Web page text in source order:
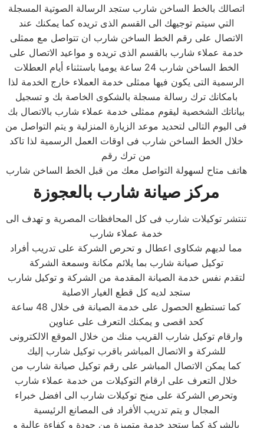
اتصالك بالخط الساخن شارب ستجد الرسالة الصوتية المسجلة
التي سيتم توجيهك الى القسم الذى تريده كما يمكنك عند
الاتصال على رقم الخط الساخن شارب ان تتواصل مع ممثلى
خدمة عملاء شارب بالقسم الذى تريده و مواعيد الاتصال على
الخط الساخن شارب 24 ساعة يوميا باستثناء أيام العطلات
الرسمية التى يكون فيها ممثلى خدمة العملاء خارج الخدمة لذا
بامكانك ترك رسالة مسجلة بالشكوى الخاصة بك و تسجيل
بياناتك الشخصية ليقوم ممثلى خدمة عملاء شارب بالاتصال بك
فى اليوم التالى لتحديد موعد الزيارة المنزلية و يتم التواصل من
خلال الخط الساخن شارب فى اوقات العمل الرسمية لذا تاكد
من ترك رقم
هاتف متاح لسهولة التواصل معك من قبل الخط الساخن شارب
مركز صيانة شارب بالعجوزة
تنتشر توكيلات شارب فى كل المحافظات المصرية و تهدف الى
خدمة عملاء شارب
مما لديهم شكاوى اعطال و تحرص الشركة على تدريب أفراد
توكيل صيانة شارب بما يلائم مكانة وسمعة الشركة
لتقدم نفس خدمة الصيانة المقدمة من الشركة و توكيل شارب
ستجد لديه كل قطع الغيار الاصلية
كما تستطيع الحصول على خدمة الصيانة فى خلال 48 ساعة
كحد اقصى و يمكنك التعرف على عناوين
وارقام توكيل شارب القريب منك من خلال الموقع الالكترونى
للشركة و الاتصال المباشر باقرب توكيل شارب إليك
كما يمكن الاتصال المباشر على رقم توكيل صيانة شارب من
خلال التعرف على ارقام التوكيلات من خدمة عملاء شارب
وتحرص الشركة على منح توكيلات شارب الى افضل خبراء
المجال و يتم تدريب الأفراد فى المصانع الرئيسية
بالشركة كما ستجد خدمة متميزة من جودة و كفاءة عالية و